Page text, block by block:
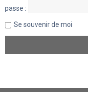
passe :
Se souvenir de moi